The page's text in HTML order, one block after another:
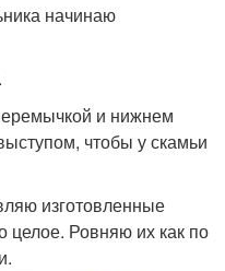
начинаю
и нижнем
чтобы у скамьи
изготовленные
целое. Ровняю их как по